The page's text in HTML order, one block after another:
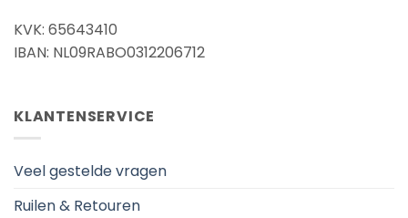
KVK: 65643410
IBAN: NL09RABO0312206712
KLANTENSERVICE
Veel gestelde vragen
Ruilen & Retouren